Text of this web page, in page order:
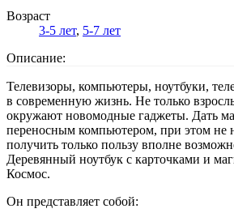
Возраст
3-5 лет, 5-7 лет
Описание:
Телевизоры, компьютеры, ноутбуки,
в современную жизнь. Не только
окружают новомодные гаджеты. Дать
переносным компьютером, при этом не
получить только пользу вполне
Деревянный ноутбук с карточками и
Космос.
Он представляет собой: